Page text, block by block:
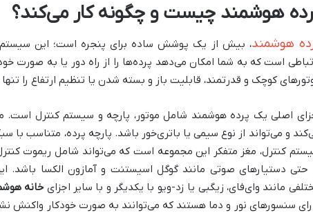
هوشمند چیست و چگونه کار می‌کند؟
هوشمند، بیش از یک پوشش ساده برای پنجره است؛ این سیستم
است که به شما امکان می‌دهد پرده‌ها را از راه دور یا به صورت
کوچک و قدرتمند، قابلیت باز و بسته شدن یا تنظیم ارتفاع را
اصلی یک پرده هوشمند شامل موتور، پارچه و سیستم کنترل است.
و می‌تواند از نوع سیمی یا باتری‌خور باشد. پارچه پرده، متناسب با
کنترل، مغز متفکر این مجموعه است که می‌تواند شامل ریموت
حتی دستیارهای صوتی مانند گوگل اسیستنت و آمازون الکسا باشد.
مانند وای‌فای، زیگبی یا زد-ویو با یکدیگر و با سایر اجزای خانه
سنسورهای نور و دما هستند که می‌توانند به صورت خودکار واکنش